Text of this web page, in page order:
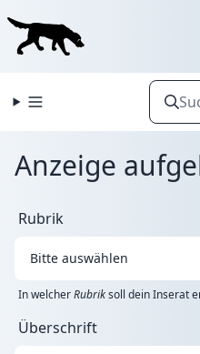
Anzeige
Rubrik
In welcherRubriksoll dein Inserat
Überschrift